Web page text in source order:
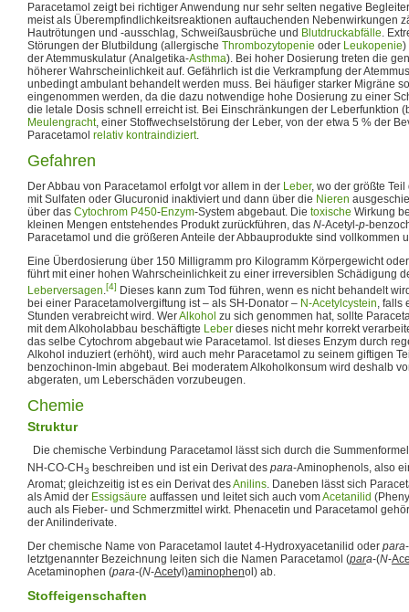
Paracetamol zeigt bei richtiger Anwendung nur sehr selten negative
meist als Überempfindlichkeitsreaktionen auftauchenden Nebenwirkungen
Hautrötungen und -ausschlag, Schweißausbrüche und Blutdruckabfälle.
Störungen der Blutbildung (allergische Thrombozytopenie oder Leukopenie)
der Atemmuskulatur (Analgetika-Asthma). Bei hoher Dosierung treten die
höherer Wahrscheinlichkeit auf. Gefährlich ist die Verkrampfung der
unbedingt ambulant behandelt werden muss. Bei häufiger starker Migräne
eingenommen werden, da die dazu notwendige hohe Dosierung zu einer
die letale Dosis schnell erreicht ist. Bei Einschränkungen der Leberfunktion
Meulengracht, einer Stoffwechselstörung der Leber, von der etwa 5 % der
Paracetamol relativ kontraindiziert.
Gefahren
Der Abbau von Paracetamol erfolgt vor allem in der Leber, wo der größte
mit Sulfaten oder Glucuronid inaktiviert und dann über die Nieren
über das Cytochrom P450-Enzym-System abgebaut. Die toxische Wirkung
kleinen Mengen entstehendes Produkt zurückführen, das N-Acetyl-p-
Paracetamol und die größeren Anteile der Abbauprodukte sind vollkommen
Eine Überdosierung über 150 Milligramm pro Kilogramm Körpergewicht
führt mit einer hohen Wahrscheinlichkeit zu einer irreversiblen Schädigung
Leberversagen.[4] Dieses kann zum Tod führen, wenn es nicht behandelt
bei einer Paracetamolvergiftung ist – als SH-Donator – N-Acetylcystein, falls
Stunden verabreicht wird. WerAlkohol zu sich genommen hat, sollte
mit dem Alkoholabbau beschäftigte Leber dieses nicht mehr korrekt
das selbe Cytochrom abgebaut wie Paracetamol. Ist dieses Enzym durch
Alkohol induziert (erhöht), wird auch mehr Paracetamol zu seinem giftigen
benzochinon-Imin abgebaut. Bei moderatem Alkoholkonsum wird deshalb
abgeraten, um Leberschäden vorzubeugen.
Chemie
Struktur
Die chemische Verbindung Paracetamol lässt sich durch die
NH-CO-CH3 beschreiben und ist ein Derivat des para-Aminophenols, also
Aromat; gleichzeitig ist es ein Derivat desAnilins. Daneben lässt sich
als Amid der Essigsäure auffassen und leitet sich auch vomAcetanilid
auch als Fieber- und Schmerzmittel wirkt. Phenacetin und Paracetamol
der Anilinderivate.
Der chemische Name von Paracetamol lautet 4-Hydroxyacetanilid oder para
letztgenannter Bezeichnung leiten sich die Namen Paracetamol (para-(N-
Acetaminophen (para-(N-Acetyl)aminophenol) ab.
Stoffeigenschaften